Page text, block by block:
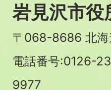
岩見沢市役
〒068-8686 北海
電話番号:0126-
9977